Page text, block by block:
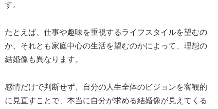
す。
たとえば、仕事や趣味を重視するライフスタイルを望むの
か、それとも家庭中心の生活を望むのかによって、理想の
結婚像も異なります。
感情だけで判断せず、自分の人生全体のビジョンを客観的
に見直すことで、本当に自分が求める結婚像が見えてくる